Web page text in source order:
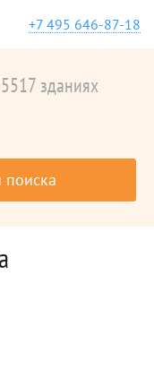
+7 495 646-87-18
зданиях